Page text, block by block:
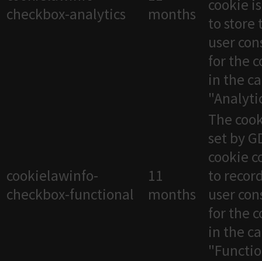
checkbox-analytics
months
cookie
to store
user
for the
in the
cookielawinfo-
checkbox-functional
11
months
The
set by
cookie
to
user
for the
in the